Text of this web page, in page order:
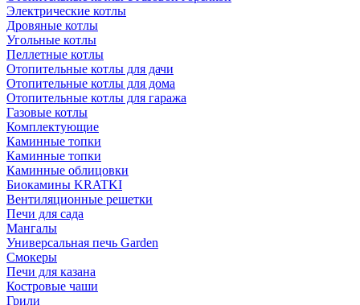
Электрические котлы
Дровяные котлы
Угольные котлы
Пеллетные котлы
Отопительные котлы для дачи
Отопительные котлы для дома
Отопительные котлы для гаража
Газовые котлы
Комплектующие
Каминные топки
Каминные топки
Каминные облицовки
Биокамины KRATKI
Вентиляционные решетки
Печи для сада
Мангалы
Универсальная печь Garden
Смокеры
Печи для казана
Костровые чаши
Грили